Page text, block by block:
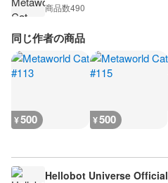
商品数490
同じ作者の商品
¥500 ¥500
Hellobot Universe Official